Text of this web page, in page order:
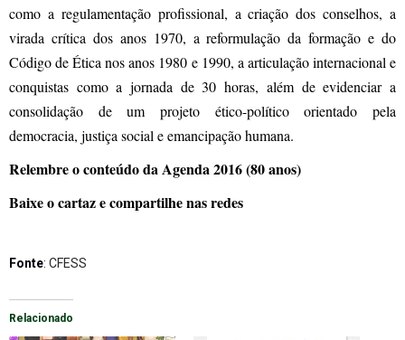
como a regulamentação profissional, a criação dos conselhos, a
virada crítica dos anos 1970, a reformulação da formação e do
Código de Ética nos anos 1980 e 1990, a articulação internacional e
conquistas como a jornada de 30 horas, além de evidenciar a
consolidação de um projeto ético-político orientado pela
democracia, justiça social e emancipação humana.
Relembre o conteúdo da Agenda 2016 (80 anos)
Baixe o cartaz e compartilhe nas redes
Fonte: CFESS
Relacionado